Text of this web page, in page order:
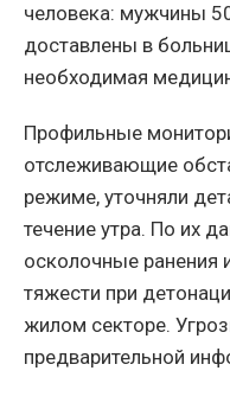
человека: мужчины
доставлены в
необходимая
Профильные
отслеживающие
режиме, уточняли
течение утра. По их
осколочные ранения
тяжести при
жилом секторе.
предварительной